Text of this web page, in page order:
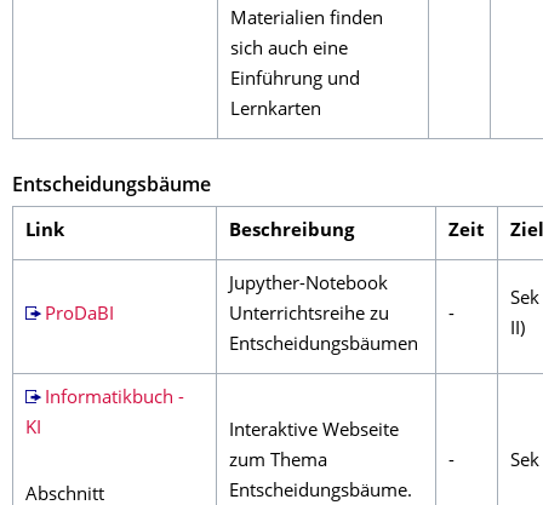
Materialien finden
sich auch eine
Einführung und
Lernkarten
Entscheidungsbäume
Link Beschreibung Zeit
ProDaBI
Jupyther-Notebook
Unterrichtsreihe zu
Entscheidungsbäumen
-
Sek
II)
Informatikbuch -
KI
Abschnitt
Interaktive Webseite
zum Thema
Entscheidungsbäume.
- Sek